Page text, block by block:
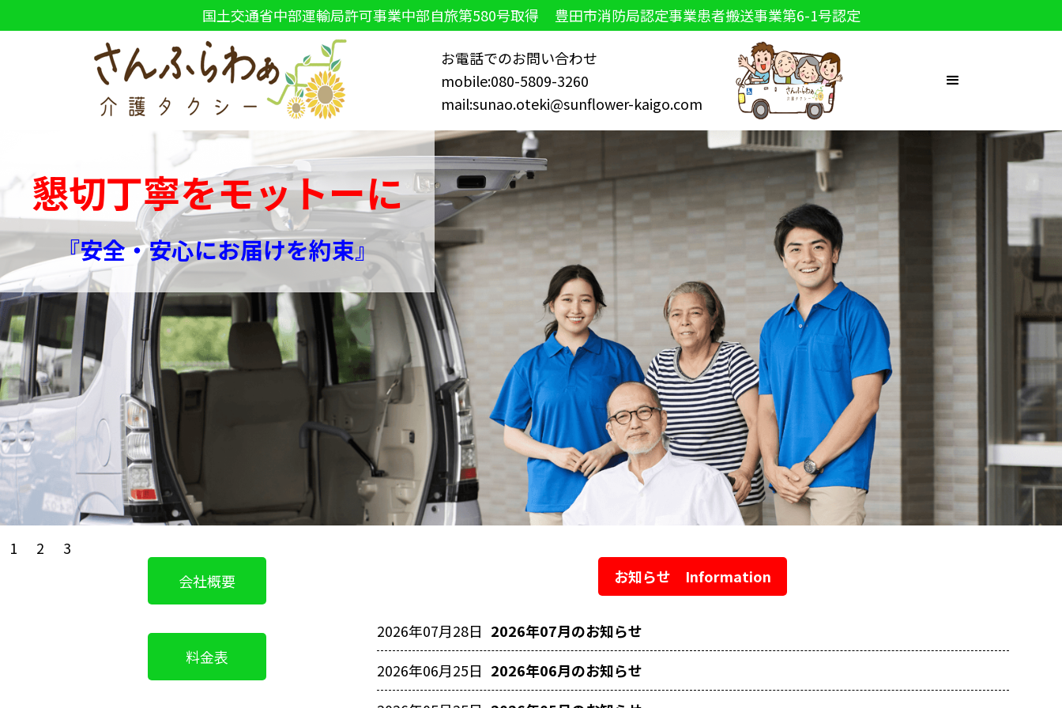
国土交通省中部運輸局許可事業中部自旅第580号取得 豊田市消防局認定事業患者搬送事業第6-1号認定
お電話でのお問い合わせ
mobile:080-5809-3260
mail:sunao.oteki@sunflower-kaigo.com
懇切丁寧をモットーに
『安全・安心にお届けを約束』
1 2
3
会社概要
料金表
お知らせ Information
2026年07月28日 2026年07月のお知らせ
2026年06月25日 2026年06月のお知らせ